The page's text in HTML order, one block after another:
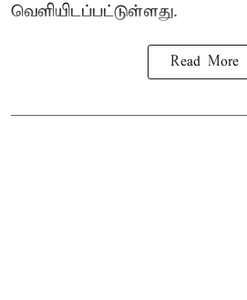
வெளியிடப்பட்டுள்ளது.
Read More